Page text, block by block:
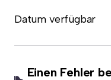
Datum verfügbar
Einen Fehler